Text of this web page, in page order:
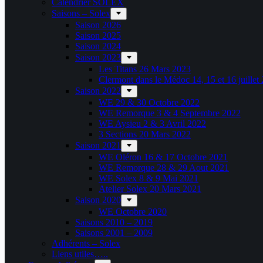
Calendrier SOLEX
Saisons – Solex
Saison 2026
Saison 2025
Saison 2024
Saison 2023
Les Titans 26 Mars 2023
Clermont dans le Médoc 14, 15 et 16 juillet
Saison 2022
WE 29 & 30 Octobre 2022
WE Remorque 3 & 4 Septembre 2022
WE Aysieu 2 & 3 Avril 2022
3 Sections 20 Mars 2022
Saison 2021
WE Oléron 16 & 17 Octobre 2021
WE Remorque 28 & 29 Aout 2021
WE Solex 8 & 9 Mai 2021
Atelier Solex 20 Mars 2021
Saison 2020
WE Octobre 2020
Saisons 2010 – 2019
Saisons 2001 – 2009
Adhérents – Solex
Liens utiles…..